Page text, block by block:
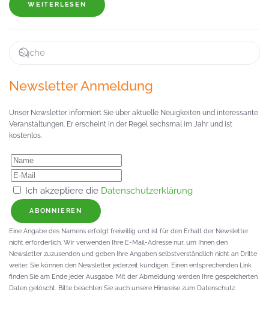
WEITERLESEN
Newsletter Anmeldung
Unser Newsletter informiert Sie über aktuelle Neuigkeiten und interessante
Veranstaltungen. Er erscheint in der Regel sechsmal im Jahr und ist
kostenlos.
Ich akzeptiere die Datenschutzerklärung
ABONNIEREN
Eine Angabe des Namens erfolgt freiwillig und ist für den Erhalt der Newsletter
nicht erforderlich. Wir verwenden Ihre E-Mail-Adresse nur, um Ihnen den
Newsletter zuzusenden und geben Ihre Angaben selbstverständlich nicht an Dritte
weiter. Sie können den Newsletter jederzeit kündigen. Einen entsprechenden Link
finden Sie am Ende jeder Ausgabe. Mit der Abmeldung werden Ihre gespeicherten
Daten gelöscht. Bitte beachten Sie auch unsere Hinweise zum Datenschutz.